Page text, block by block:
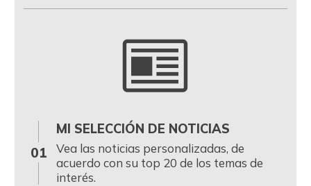
01
MI SELECCIÓN DE NOTICIAS
Vea las noticias personalizadas, de
acuerdo con su top 20 de los temas de
interés.